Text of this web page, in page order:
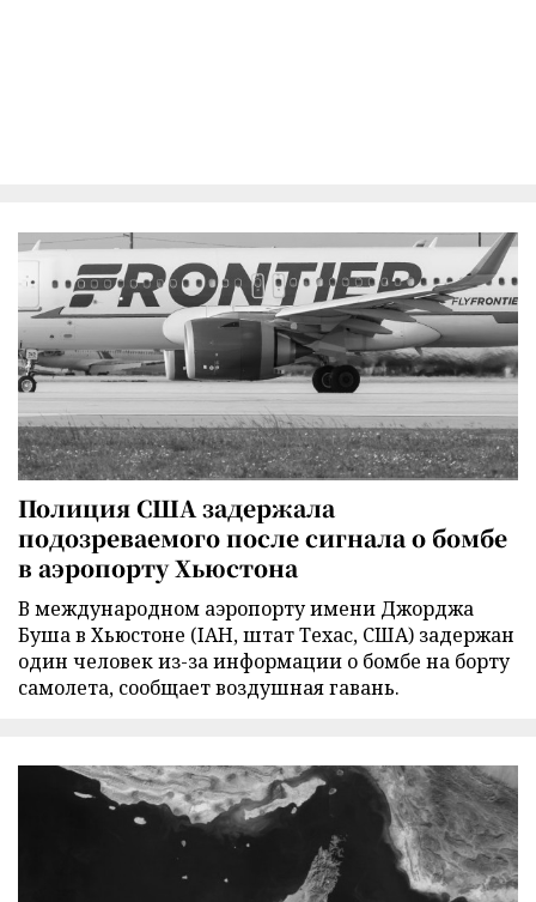
Полиция США задержала
подозреваемого после сигнала о бомбе
в аэропорту Хьюстона
В международном аэропорту имени Джорджа
Буша в Хьюстоне (IAH, штат Техас, США) задержан
один человек из-за информации о бомбе на борту
самолета, сообщает воздушная гавань.